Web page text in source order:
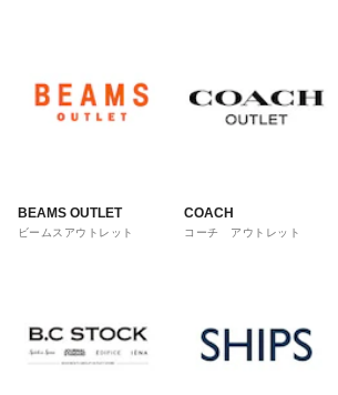
BEAMS OUTLET
ビームスアウトレット
COACH
コーチ アウトレット